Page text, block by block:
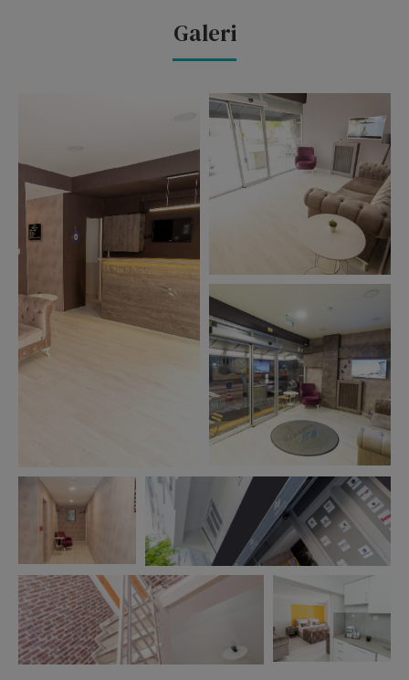
Galeri